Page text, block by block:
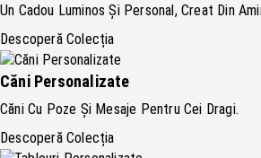
Un Cadou Luminos Și Personal, Creat Din
Descoperă Colecția
Căni Personalizate
Căni Cu Poze Și Mesaje Pentru Cei Dragi.
Descoperă Colecția